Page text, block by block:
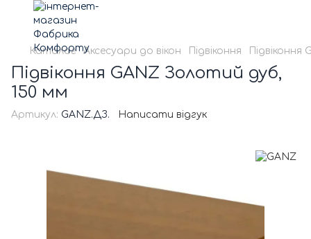
Каталог Аксесуари до вікон Підвіконня Підвіконня
Підвіконня GANZ Золотий дуб,
150 мм
Артикул: GANZ.ДЗ. Написати відгук